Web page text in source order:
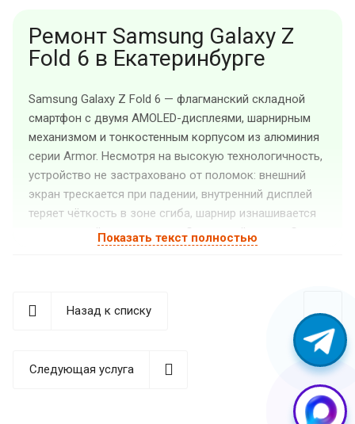
Ремонт Samsung Galaxy Z
Fold 6 в Екатеринбурге
Samsung Galaxy Z Fold 6 — флагманский складной
смартфон с двумя AMOLED-дисплеями, шарнирным
механизмом и тонкостенным корпусом из алюминия
серии Armor. Несмотря на высокую технологичность,
устройство не застраховано от поломок: внешний
экран трескается при падении, внутренний дисплей
теряет чёткость в зоне сгиба, шарнир изнашивается
при активной эксплуатации. Сервисный центр «Guru
восстановления после попадания влаги.
Записаться на диагностику или уточнить стоимость
. Мы
находимся по адресу: ул. Вайнера, 15, цокольный
Показать текст полностью
Назад к списку
Следующая услуга